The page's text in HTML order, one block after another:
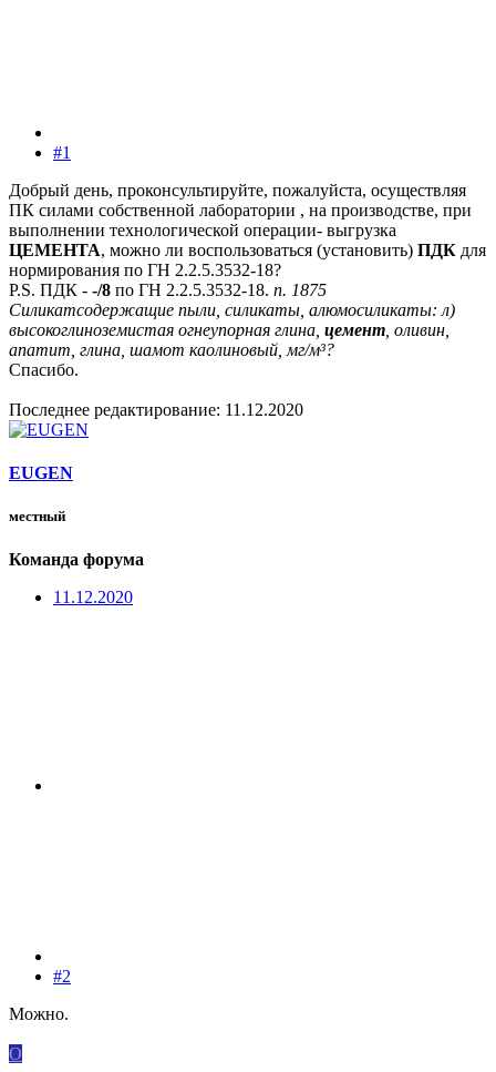
#1
Добрый день, проконсультируйте, пожалуйста, осуществляя
ПК силами собственной лаборатории , на производстве, при
выполнении технологической операции- выгрузка
ЦЕМЕНТА, можно ли воспользоваться (установить) ПДК для
нормирования по ГН 2.2.5.3532-18?
P.S. ПДК - -/8 по ГН 2.2.5.3532-18. п. 1875
Силикатсодержащие пыли, силикаты, алюмосиликаты: л)
высокоглиноземистая огнеупорная глина, цемент , оливин,
апатит, глина, шамот каолиновый, мг/м³?
Спасибо.
Последнее редактирование: 11.12.2020
EUGEN
местный
Команда форума
11.12.2020
#2
Можно.
О